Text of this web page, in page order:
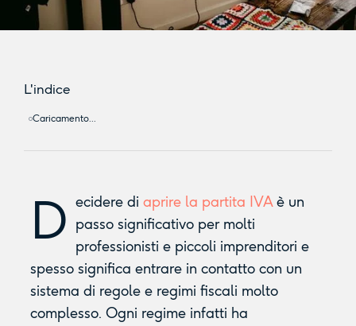
L'indice
Caricamento...
D ecidere di aprire la partita IVAè un
passo significativo per molti
professionisti e piccoli imprenditori e
spesso significa entrare in contatto con un
sistema di regole e regimi fiscali molto
complesso. Ogni regime infatti ha